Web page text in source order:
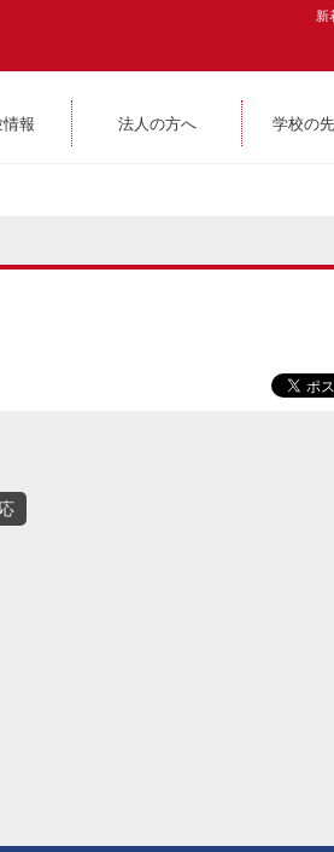
新
報 法人の方へ 学校の